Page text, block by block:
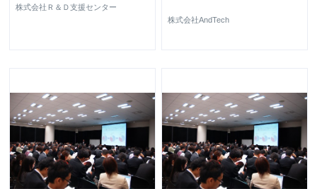
株式会社Ｒ＆Ｄ支援センター
株式会社AndTech